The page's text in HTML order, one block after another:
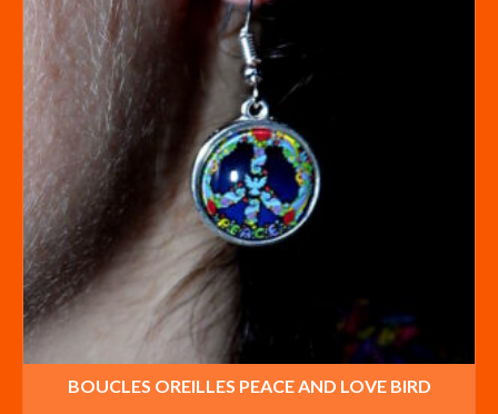
BOUCLES OREILLES PEACE AND LOVE BIRD